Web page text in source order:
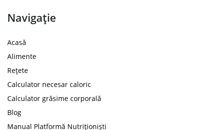
Navigație
Acasă
Alimente
Rețete
Calculator necesar caloric
Calculator grăsime corporală
Blog
Manual Platformă Nutriționiști